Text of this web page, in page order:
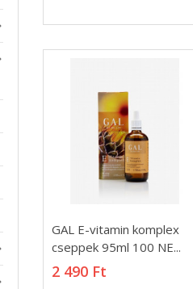
GAL E-vitamin komplex
cseppek 95ml 100 NE...
2 490 Ft
GAL E-vitamin komplex
cseppek 95ml 100 NE...
2 490 Ft